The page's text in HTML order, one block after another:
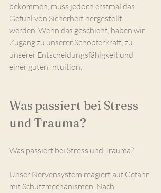
bekommen, muss jedoch erstmal das
Gefühl von Sicherheit hergestellt
werden. Wenn das geschieht, haben wir
Zugang zu unserer Schöpferkraft, zu
unserer Entscheidungsfähigkeit und
einer guten Intuition.
Was passiert bei Stress
und Trauma?
Was passiert bei Stress und Trauma?
Unser Nervensystem reagiert auf Gefahr
mit Schutzmechanismen. Nach